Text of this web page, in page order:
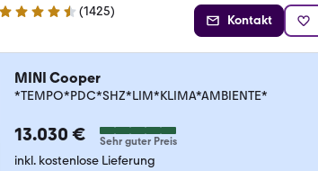
4.7 Sterne (1425)
Kontakt
MINI Cooper
*TEMPO*PDC*SHZ*LIM*KLIMA*AMBIENTE*
13.030 € Sehr guter Preis
inkl. kostenlose Lieferung